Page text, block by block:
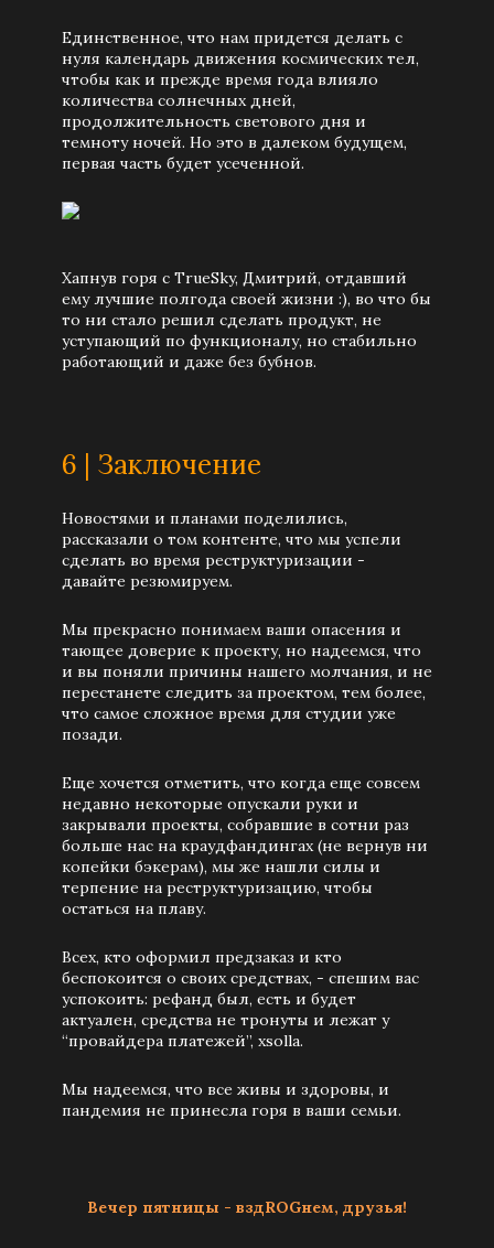
Единственное, что нам придется делать с
нуля календарь движения космических тел,
чтобы как и прежде время года влияло
количества солнечных дней,
продолжительность светового дня и
темноту ночей. Но это в далеком будущем,
первая часть будет усеченной.
Хапнув горя с TrueSky, Дмитрий, отдавший
ему лучшие полгода своей жизни :), во что бы
то ни стало решил сделать продукт, не
уступающий по функционалу, но стабильно
работающий и даже без бубнов.
6 | Заключение
Новостями и планами поделились,
рассказали о том контенте, что мы успели
сделать во время реструктуризации -
давайте резюмируем.
Мы прекрасно понимаем ваши опасения и
тающее доверие к проекту, но надеемся, что
и вы поняли причины нашего молчания, и не
перестанете следить за проектом, тем более,
что самое сложное время для студии уже
позади.
Еще хочется отметить, что когда еще совсем
недавно некоторые опускали руки и
закрывали проекты, собравшие в сотни раз
больше нас на краудфандингах (не вернув ни
копейки бэкерам), мы же нашли силы и
терпение на реструктуризацию, чтобы
остаться на плаву.
Всех, кто оформил предзаказ и кто
беспокоится о своих средствах, - спешим вас
успокоить: рефанд был, есть и будет
актуален, средства не тронуты и лежат у
“провайдера платежей”, xsolla.
Мы надеемся, что все живы и здоровы, и
пандемия не принесла горя в ваши семьи.
Вечер пятницы - вздROGнем, друзья!